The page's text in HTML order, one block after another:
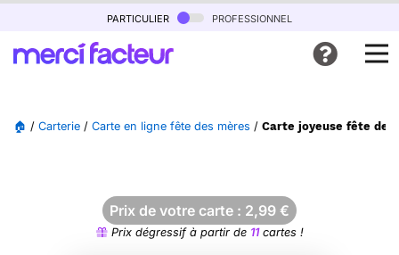
particulier professionnel
🏠 / Carterie / Carte en ligne fête des mères / Carte joyeuse fête
Prix de votre carte : 2,99 €
Prix dégressif à partir de 11cartes !